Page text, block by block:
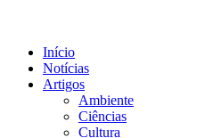
Início
Notícias
Artigos
Ambiente
Ciências
Cultura